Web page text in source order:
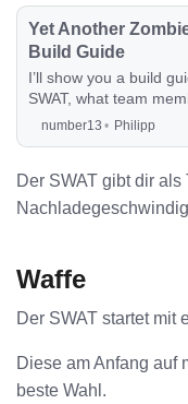
Yet Another
Build Guide
I’ll show you a build
SWAT, what team
what skills you should
number13 Philipp
Der SWAT gibt dir
Waffe
Der SWAT startet mit
Diese am Anfang auf
beste Wahl.